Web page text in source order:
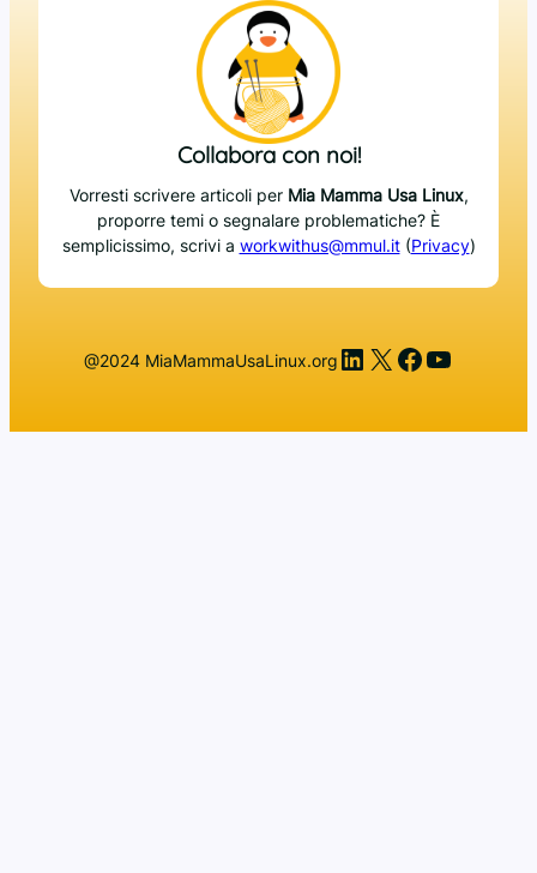
Collabora con noi!
Vorresti scrivere articoli per Mia Mamma Usa Linux,
proporre temi o segnalare problematiche? È
semplicissimo, scrivi a workwithus@mmul.it(Privacy)
@2024 MiaMammaUsaLinux.org LinkedIn
X Facebook